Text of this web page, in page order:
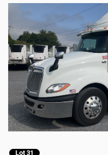
Lot 31